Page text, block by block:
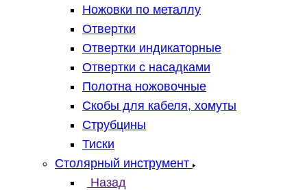
Ножовки по металлу
Отвертки
Отвертки индикаторные
Отвертки с насадками
Полотна ножовочные
Скобы для кабеля, хомуты
Струбцины
Тиски
Столярный инструмент
Назад